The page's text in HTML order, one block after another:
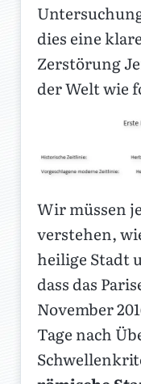
dies eine
Zerstörung
der Welt wie
Wir müssen
verstehen,
heilige Stadt
dass das
November
Tage nach